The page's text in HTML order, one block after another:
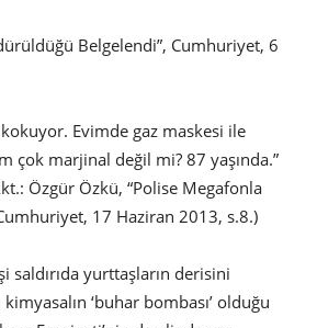
Belgelendi”, Cumhuriyet, 6
Evimde gaz maskesi ile
çok marjinal değil mi? 87 yaşında.”
Özgür Özkü, “Polise Megafonla
Cumhuriyet, 17 Haziran 2013, s.8.)
saldırıda yurttaşların derisini
‘buhar bombası’ olduğu